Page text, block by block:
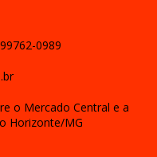
0989
o Mercado Central e a
Horizonte/MG